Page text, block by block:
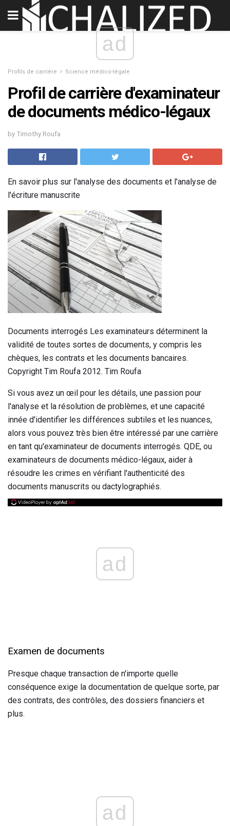
ad
Profils de carrière Science médico-légale
Profil de carrière d'examinateur
de documents médico-légaux
by Timothy Roufa
En savoir plus sur l'analyse des documents et l'analyse de
l'écriture manuscrite
Documents interrogés Les examinateurs déterminent la
validité de toutes sortes de documents, y compris les
chèques, les contrats et les documents bancaires.
Copyright Tim Roufa 2012. Tim Roufa
Si vous avez un œil pour les détails, une passion pour
l'analyse et la résolution de problèmes, et une capacité
innée d'identifier les différences subtiles et les nuances,
alors vous pouvez très bien être intéressé par une carrière
en tant qu'examinateur de documents interrogés. QDE, ou
examinateurs de documents médico-légaux, aider à
résoudre les crimes en vérifiant l'authenticité des
documents manuscrits ou dactylographiés.
ad
Examen de documents
Presque chaque transaction de n'importe quelle
conséquence exige la documentation de quelque sorte, par
des contrats, des contrôles, des dossiers financiers et
plus.
ad